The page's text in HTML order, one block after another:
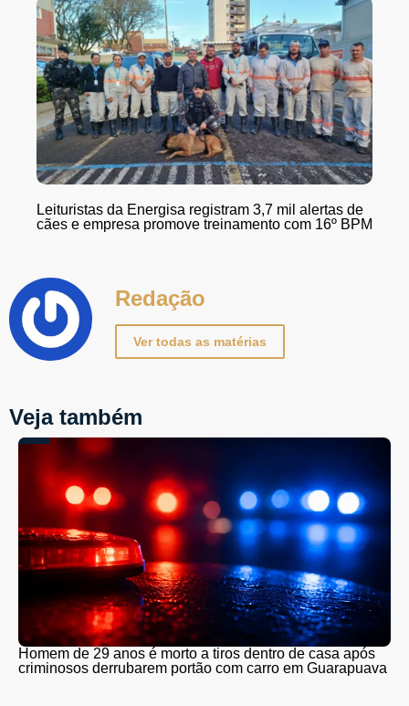
Leituristas da Energisa registram 3,7 mil alertas de
cães e empresa promove treinamento com 16º BPM
Redação
Ver todas as matérias
Veja também
Homem de 29 anos é morto a tiros dentro de casa após
criminosos derrubarem portão com carro em Guarapuava